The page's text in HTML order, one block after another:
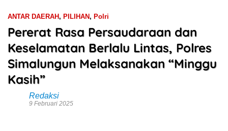
ANTAR DAERAH, PILIHAN, Polri
Pererat Rasa Persaudaraan dan
Keselamatan Berlalu Lintas, Polres
Simalungun Melaksanakan “Minggu
Kasih”
Redaksi
9 Februari 2025